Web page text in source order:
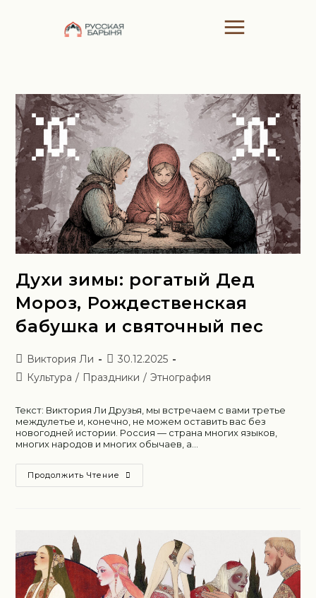
Духи зимы: рогатый Дед
Мороз, Рождественская
бабушка и святочный пес
Виктория Ли
30.12.2025
Культура / Праздники / Этнография
Текст: Виктория Ли Друзья, мы встречаем с вами третье
междулетье и, конечно, не можем оставить вас без
новогодней истории. Россия — страна многих языков,
многих народов и многих обычаев, а…
Продолжить Чтение